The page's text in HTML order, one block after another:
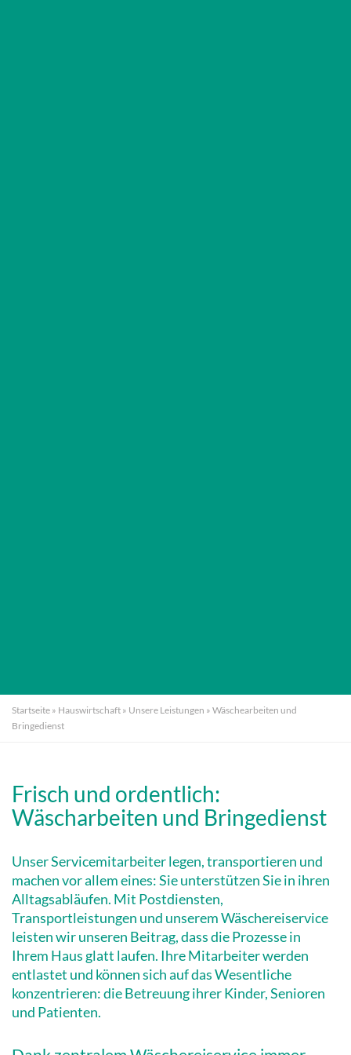
Startseite » Hauswirtschaft » Unsere Leistungen » Wäschearbeiten und
Bringedienst
Frisch und ordentlich:
Wäscharbeiten und Bringedienst
Unser Servicemitarbeiter legen, transportieren und
machen vor allem eines: Sie unterstützen Sie in ihren
Alltagsabläufen. Mit Postdiensten,
Transportleistungen und unserem Wäschereiservice
leisten wir unseren Beitrag, dass die Prozesse in
Ihrem Haus glatt laufen. Ihre Mitarbeiter werden
entlastet und können sich auf das Wesentliche
konzentrieren: die Betreuung ihrer Kinder, Senioren
und Patienten.